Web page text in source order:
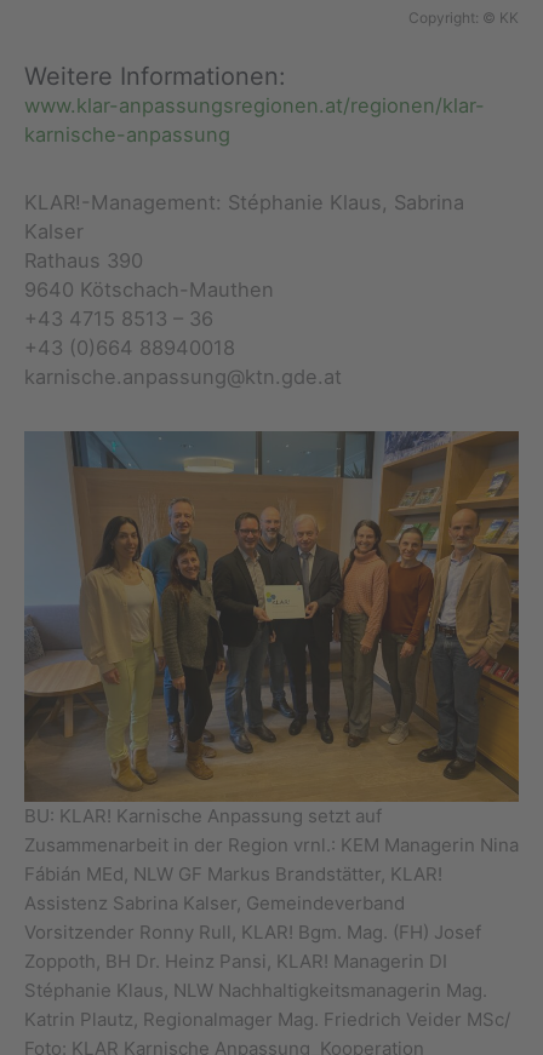
Copyright: © KK
Weitere Informationen:
www.klar-anpassungsregionen.at/regionen/klar-
karnische-anpassung
KLAR!-Management: Stéphanie Klaus, Sabrina
Kalser
Rathaus 390
9640 Kötschach-Mauthen
+43 4715 8513 – 36
+43 (0)664 88940018
karnische.anpassung@ktn.gde.at
BU: KLAR! Karnische Anpassung setzt auf
Zusammenarbeit in der Region vrnl.: KEM Managerin Nina
Fábián MEd, NLW GF Markus Brandstätter, KLAR!
Assistenz Sabrina Kalser, Gemeindeverband
Vorsitzender Ronny Rull, KLAR! Bgm. Mag. (FH) Josef
Zoppoth, BH Dr. Heinz Pansi, KLAR! Managerin DI
Stéphanie Klaus, NLW Nachhaltigkeitsmanagerin Mag.
Katrin Plautz, Regionalmager Mag. Friedrich Veider MSc/
Foto: KLAR Karnische Anpassung_Kooperation